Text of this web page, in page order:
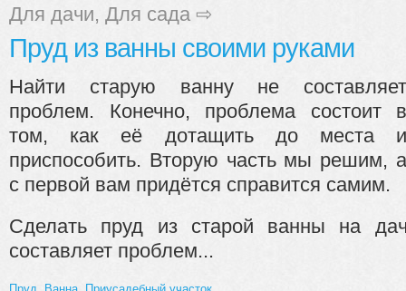
Для дачи, Для сада ⇨
Пруд из ванны своими руками
Найти старую ванну не составляет
проблем. Конечно, проблема состоит в
том, как её дотащить до места и
приспособить. Вторую часть мы решим, а
с первой вам придётся справится самим.
Сделать пруд из старой ванны на
составляет проблем...
Пруд Ванна Приусадебный участок